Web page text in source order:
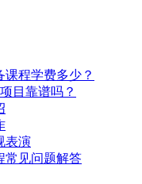
程学费多少？
目靠谱吗？
表演
常见问题解答